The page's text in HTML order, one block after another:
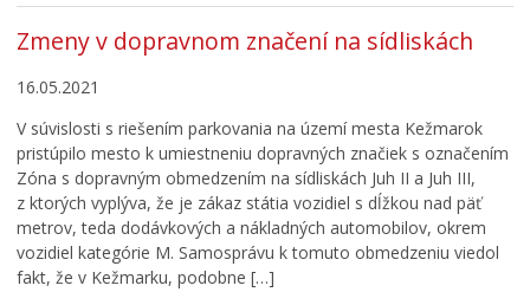
Zmeny v dopravnom značení na sídliskách
16.05.2021
V súvislosti s riešením parkovania na území mesta Kežmarok
pristúpilo mesto k umiestneniu dopravných značiek s označením
Zóna s dopravným obmedzením na sídliskách Juh II a Juh III,
z ktorých vyplýva, že je zákaz státia vozidiel s dĺžkou nad päť
metrov, teda dodávkových a nákladných automobilov, okrem
vozidiel kategórie M. Samosprávu k tomuto obmedzeniu viedol
fakt, že v Kežmarku, podobne […]